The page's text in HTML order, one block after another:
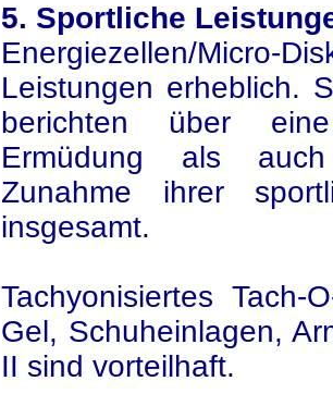
5. Sportliche
Energiezellen/Micro-
Leistungen erheblich.
berichten über
Ermüdung als
Zunahme ihrer
insgesamt.
Tachyonisiertes Tach-
Gel, Schuheinlagen,
II sind vorteilhaft.